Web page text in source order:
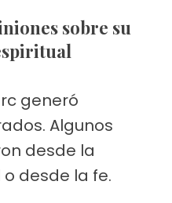
generó
Algunos
desde la
desde la fe.